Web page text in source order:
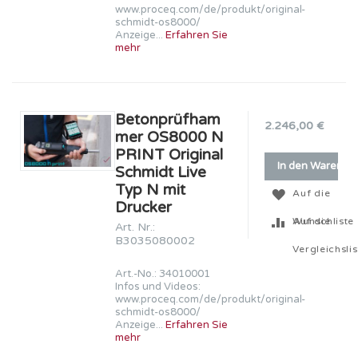
www.proceq.com/de/produkt/original-
schmidt-os8000/
Anzeige... Erfahren Sie
mehr
Betonprüfham
mer OS8000 N
PRINT Original
Schmidt Live
Typ N mit
Drucker
Art. Nr.:
B3035080002
Art.-No.: 34010001
Infos und Videos:
www.proceq.com/de/produkt/original-
schmidt-os8000/
Anzeige... Erfahren Sie
mehr
2.246,00 €
In den
Auf die
Wunschliste
Auf die